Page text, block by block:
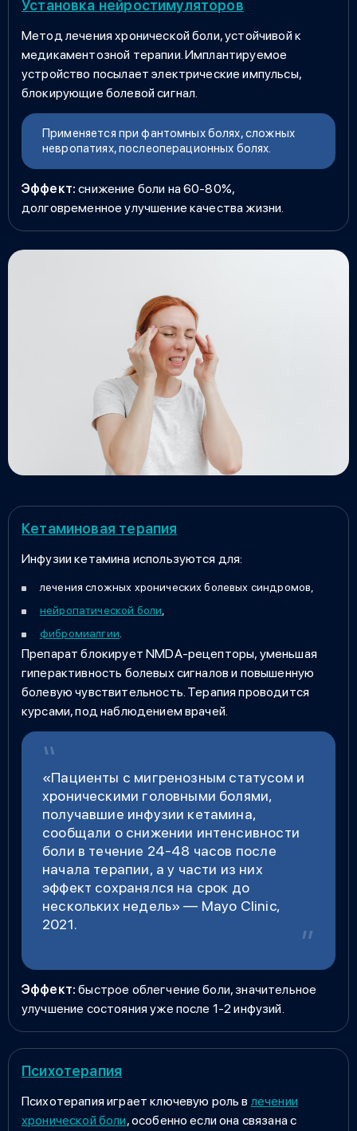
Установка нейростимуляторов
Метод лечения хронической боли, устойчивой к
медикаментозной терапии. Имплантируемое
устройство посылает электрические импульсы,
блокирующие болевой сигнал.
Применяется при фантомных болях, сложных
невропатиях, послеоперационных болях.
Эффект: снижение боли на 60-80%,
долговременное улучшение качества жизни.
Кетаминовая терапия
Инфузии кетамина используются для:
лечения сложных хронических болевых синдромов,
нейропатической боли
фибромиалгии
Препарат блокирует NMDA-рецепторы, уменьшая
гиперактивность болевых сигналов и повышенную
болевую чувствительность. Терапия проводится
курсами, под наблюдением врачей.
«Пациенты с мигренозным статусом и
хроническими головными болями,
получавшие инфузии кетамина,
сообщали о снижении интенсивности
боли в течение 24-48 часов после
начала терапии, а у части из них
эффект сохранялся на срок до
нескольких недель» — Mayo Clinic,
2021.
Эффект: быстрое облегчение боли, значительное
улучшение состояния уже после 1-2 инфузий.
Психотерапия
Психотерапия играет ключевую роль в лечении
хронической боли, особенно если она связана с